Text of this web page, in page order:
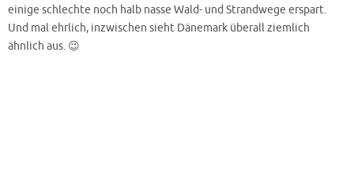
einige schlechte noch halb nasse Wald- und Strandwege erspart.
Und mal ehrlich, inzwischen sieht Dänemark überall ziemlich
ähnlich aus. 😉